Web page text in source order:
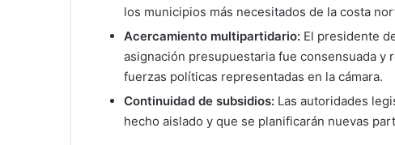
los municipios más necesitados de la costa
Acercamiento multipartidario: El presidente
asignación presupuestaria fue consensuada y
fuerzas políticas representadas en la cámara.
Continuidad de subsidios: Las autoridades
hecho aislado y que se planificarán nuevas